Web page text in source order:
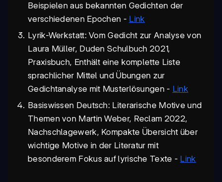
Beispielen aus bekannten Gedichten der
verschiedenen Epochen - Link
Lyrik-Werkstatt: Vom Gedicht zur Analyse von
Laura Müller, Duden Schulbuch 2021,
Praxisbuch, Enthält eine komplette Liste
sprachlicher Mittel und Übungen zur
Gedichtanalyse mit Musterlösungen - Link
Basiswissen Deutsch: Literarische Motive und
Themen von Martin Weber, Reclam 2022,
Nachschlagewerk, Kompakte Übersicht über
wichtige Motive in der Literatur mit
besonderem Fokus auf lyrische Texte - Link